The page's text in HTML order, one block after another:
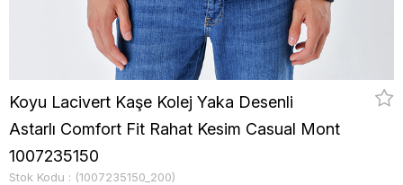
Koyu Lacivert Kaşe Kolej Yaka Desenli
Astarlı Comfort Fit Rahat Kesim Casual Mont
1007235150
Stok Kodu (1007235150_200)